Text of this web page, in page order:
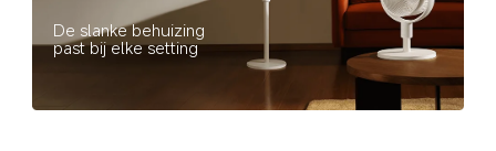
De slanke behuizing
past bij elke setting